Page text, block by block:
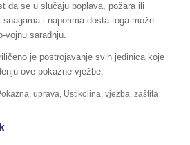
da se u slučaju poplava, požara ili
i naporima dosta toga može
vojnu saradnju.
je postrojavanje svih jedinica koje
ove pokazne vježbe.
uprava Ustikolina vjezba zaštita